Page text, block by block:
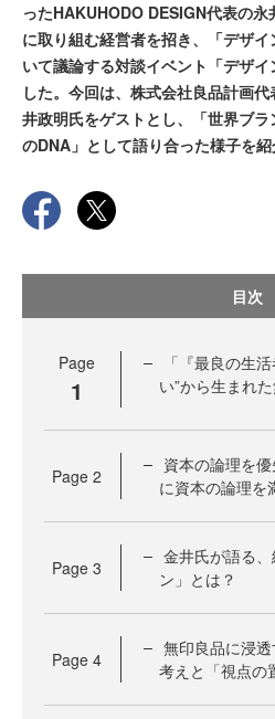
ったHAKUHODO DESIGN代表の永
に取り組む経営者を招き、「デザ
いて議論する対談イベント「デザ
した。今回は、株式会社良品計画
井政明氏をゲストとし、「世界ブ
のDNA」として語り合った様子を紹
目次
Page
1
「『最良の生
い”から生まれ
Page 2
資本の論理を
に資本の論理を
Page 3
金井氏が語る
ン」とは？
Page 4
無印良品に浸
考えと「視点の